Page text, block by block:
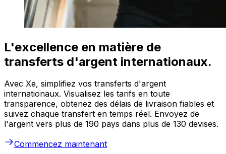
L'excellence en matière de
transferts d'argent internationaux.
Avec Xe, simplifiez vos transferts d'argent
internationaux. Visualisez les tarifs en toute
transparence, obtenez des délais de livraison fiables et
suivez chaque transfert en temps réel. Envoyez de
l'argent vers plus de 190 pays dans plus de 130 devises.
Commencez maintenant